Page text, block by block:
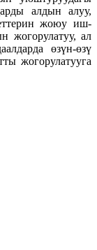
алдын алуу,
жоюу иш-
жогорулатуу, ал
өзүн-өзү
жогорулатууга